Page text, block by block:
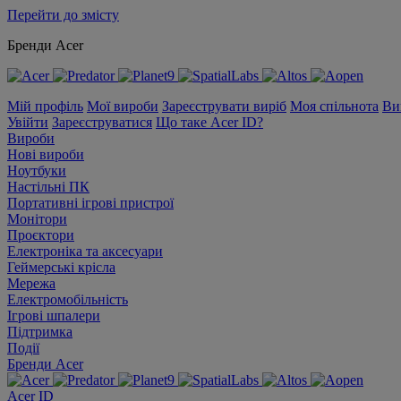
Перейти до змісту
Бренди Acer
Мій профіль Мої вироби Зареєструвати виріб Моя спільнота
Увійти Зареєструватися Що таке Acer ID?
Вироби
Нові вироби
Ноутбуки
Настільні ПК
Портативні ігрові пристрої
Монітори
Проєктори
Електроніка та аксесуари
Геймерські крісла
Мережа
Електромобільність
Ігрові шпалери
Підтримка
Події
Бренди Acer
Acer ID